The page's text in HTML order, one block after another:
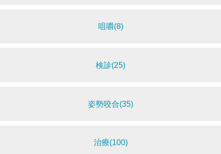
咀嚼(8)
検診(25)
姿勢咬合(35)
治療(100)